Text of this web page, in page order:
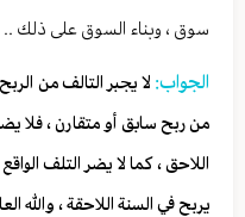
سوق ، وبناء السوق على ذلك ..
الجواب: لا يجبر التالف من
من ربح سابق أو متقارن ، فلا
اللاحق ، كما لا يضر التلف
يربح في السنة اللاحقة ، والله